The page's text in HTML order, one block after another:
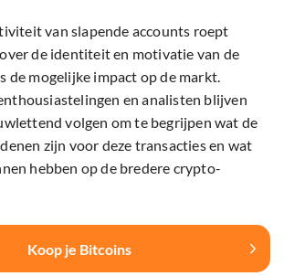
van slapende accounts roept
de identiteit en motivatie van de
de mogelijke impact op de markt.
en analisten blijven
volgen om te begrijpen wat de
zijn voor deze transacties en wat
hebben op de bredere crypto-
Koop je Bitcoins